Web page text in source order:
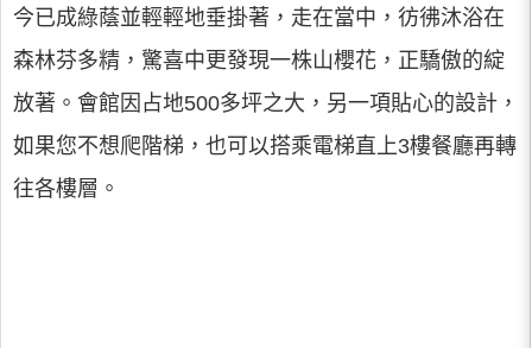
今已成綠蔭並輕輕地垂掛著，走在當中，彷彿沐浴在
森林芬多精，驚喜中更發現一株山櫻花，正驕傲的綻
放著。會館因占地500多坪之大，另一項貼心的設計，
如果您不想爬階梯，也可以搭乘電梯直上3樓餐廳再轉
往各樓層。